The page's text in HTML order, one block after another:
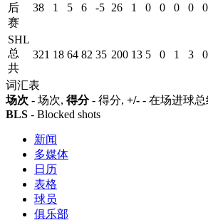
后
赛
38 1 5 6 -5 26 1 0 0 0 0 0
SHL
总
共
321 18 64 82 35 200 13 5 0 1 3 0
词汇表
场次 - 场次, 得分- 得分, +/- - 在场进球
BLS - Blocked shots
新闻
多媒体
日历
表格
球员
俱乐部